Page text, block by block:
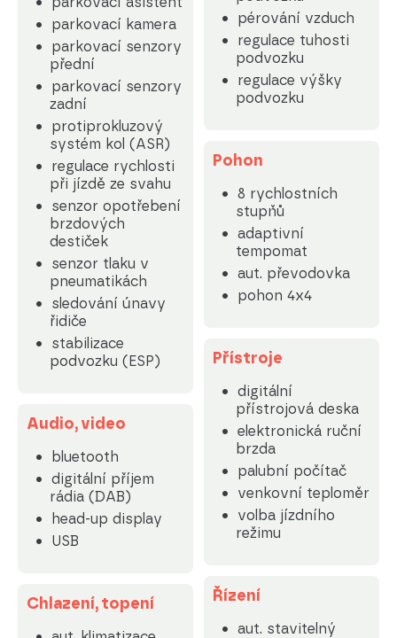
parkovací kamera
parkovací senzory
přední
parkovací senzory
zadní
protiprokluzový
systém kol (ASR)
regulace rychlosti
při jízdě ze svahu
senzor opotřebení
brzdových
destiček
senzor tlaku v
pneumatikách
sledování únavy
řidiče
stabilizace
podvozku (ESP)
Audio, video
bluetooth
digitální příjem
rádia (DAB)
head-up display
USB
Chlazení, topení
pérování vzduch
regulace tuhosti
podvozku
regulace výšky
podvozku
Pohon
8 rychlostních
stupňů
adaptivní
tempomat
aut. převodovka
pohon 4x4
Přístroje
digitální
přístrojová deska
elektronická ruční
brzda
palubní počítač
venkovní teploměr
volba jízdního
režimu
Řízení
aut. stavitelný